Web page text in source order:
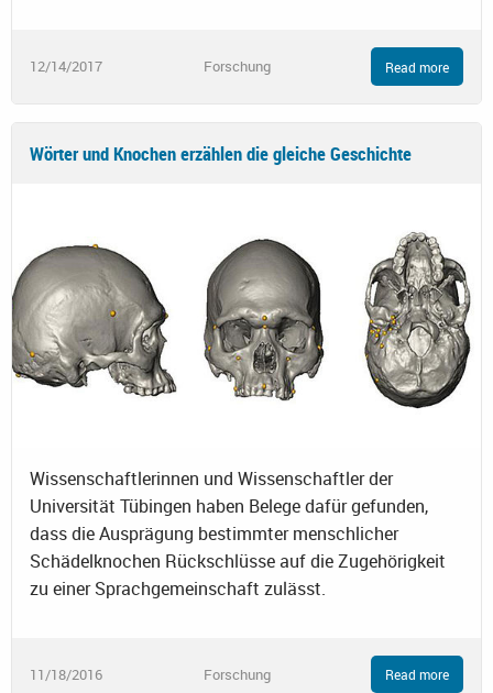
12/14/2017 Forschung Read more
Wörter und Knochen erzählen die gleiche Geschichte
Wissenschaftlerinnen und Wissenschaftler der
Universität Tübingen haben Belege dafür gefunden,
dass die Ausprägung bestimmter menschlicher
Schädelknochen Rückschlüsse auf die Zugehörigkeit
zu einer Sprachgemeinschaft zulässt.
11/18/2016 Forschung Read more